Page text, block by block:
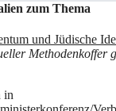
zum Thema
und Jüdische
Methodenkoffer
in